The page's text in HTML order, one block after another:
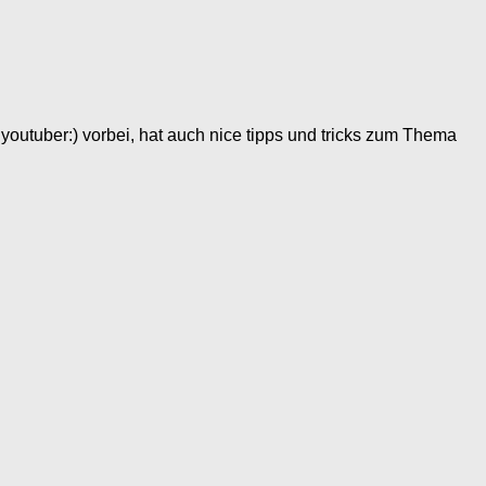
vorbei, hat auch nice tipps und tricks zum Thema